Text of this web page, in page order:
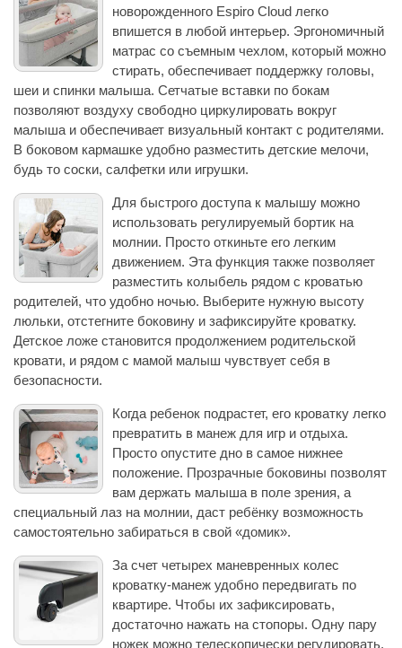
новорожденного Espiro Cloud легко
впишется в любой интерьер. Эргономичный
матрас со съемным чехлом, который можно
стирать, обеспечивает поддержку головы,
шеи и спинки малыша. Сетчатые вставки по бокам
позволяют воздуху свободно циркулировать вокруг
малыша и обеспечивает визуальный контакт с родителями.
В боковом кармашке удобно разместить детские мелочи,
будь то соски, салфетки или игрушки.
Для быстрого доступа к малышу можно
использовать регулируемый бортик на
молнии. Просто откиньте его легким
движением. Эта функция также позволяет
разместить колыбель рядом с кроватью
родителей, что удобно ночью. Выберите нужную высоту
люльки, отстегните боковину и зафиксируйте кроватку.
Детское ложе становится продолжением родительской
кровати, и рядом с мамой малыш чувствует себя в
безопасности.
Когда ребенок подрастет, его кроватку легко
превратить в манеж для игр и отдыха.
Просто опустите дно в самое нижнее
положение. Прозрачные боковины позволят
вам держать малыша в поле зрения, а
специальный лаз на молнии, даст ребёнку возможность
самостоятельно забираться в свой «домик».
За счет четырех маневренных колес
кроватку-манеж удобно передвигать по
квартире. Чтобы их зафиксировать,
достаточно нажать на стопоры. Одну пару
ножек можно телескопически регулировать,